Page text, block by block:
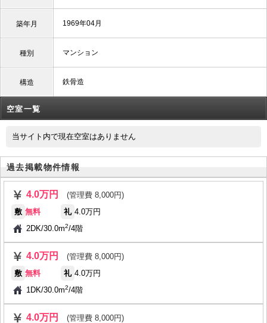
築年月 1969年04月
種別 マンション
構造 鉄骨造
空室一覧
当サイト内で現在空室はありません
過去掲載物件情報
4.0万円
(管理費 8,000円)
敷 無料 礼 4.0万円
2DK/30.0m2/4階
4.0万円
(管理費 8,000円)
敷 無料 礼 4.0万円
1DK/30.0m2/4階
4.0万円
(管理費 8,000円)